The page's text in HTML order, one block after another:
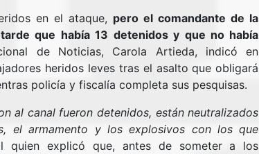
en el ataque, pero el comandante de la
que había 13 detenidos y que no había
de Noticias, Carola Artieda, indicó en
heridos leves tras el asalto que obligará
policía y fiscalía completa sus pesquisas.
al canal fueron detenidos, están neutralizados
el armamento y los explosivos con los que
quien explicó que, antes de someter a los